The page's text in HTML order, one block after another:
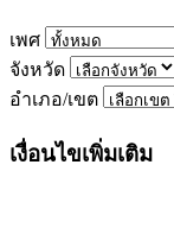
เพศ
จังหวัด
อำเภอ/เขต
เงื่อนไขเพิ่มเติม